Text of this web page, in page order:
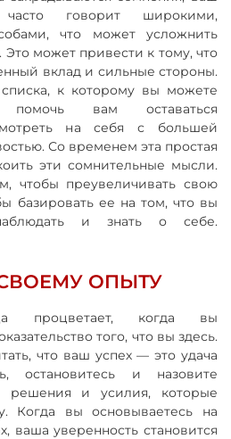
говорит широкими,
что может усложнить
может привести к тому, что
вклад и сильные стороны.
к которому вы можете
помочь вам оставаться
на себя с большей
Со временем эта простая
эти сомнительные мысли.
чтобы преувеличивать свою
базировать ее на том, что вы
и знать о себе.
ОПЫТУ
процветает, когда вы
того, что вы здесь.
что ваш успех — это удача
остановитесь и назовите
решения и усилия, которые
Когда вы основываетесь на
ваша уверенность становится